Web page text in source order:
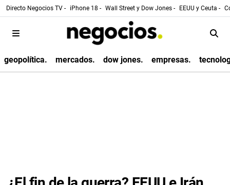
Directo Negocios TV - iPhone 18 - Wall Street y Dow Jones - EEUU y Ceuta -
geopolítica. mercados. dow jones. empresas.